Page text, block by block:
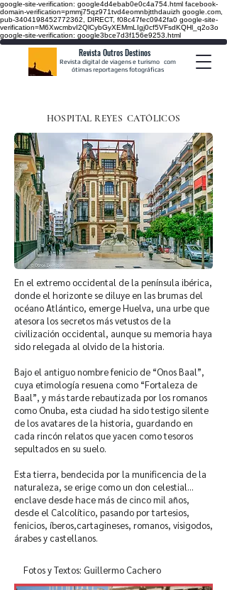
google-site-verification: google4d4ebab0e0c4a754.html facebook-
domain-verification=pmmj75qz971tvd4eomnbjtthdauizh google.com,
pub-3404198452772362, DIRECT, f08c47fec0942fa0 google-site-
verification=M6XwcmbvI2QlCybGyXEMmLIgj0cf5VFsdKQHl_q2o3o
google-site-verification: google3bce7d3f156e9253.html
Revista Outros Destinos
Revista digital de viagens e turismo com
ótimas reportagens fotográficas
HOSPITAL REYES CATÓLICOS
En el extremo occidental de la península ibérica,
donde el horizonte se diluye en las brumas del
océano Atlántico, emerge Huelva, una urbe que
atesora los secretos más vetustos de la
civilización occidental, aunque su memoria haya
sido relegada al olvido de la historia.
Bajo el antiguo nombre fenicio de “Onos Baal”,
cuya etimología resuena como “Fortaleza de
Baal”, y más tarde rebautizada por los romanos
como Onuba, esta ciudad ha sido testigo silente
de los avatares de la historia, guardando en
cada rincón relatos que yacen como tesoros
sepultados en su suelo.
Esta tierra, bendecida por la munificencia de la
naturaleza, se erige como un don celestial…
enclave desde hace más de cinco mil años,
desde el Calcolítico, pasando por tartesios,
fenicios, íberos,cartagineses, romanos, visigodos,
árabes y castellanos.
Fotos y Textos: Guillermo Cachero